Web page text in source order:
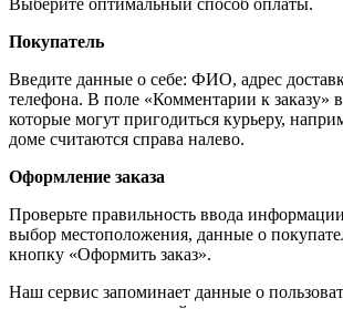
Выберите оптимальный способ оплаты.
Покупатель
Введите данные о себе: ФИО, адрес
телефона. В поле «Комментарии к заказу»
которые могут пригодиться курьеру,
доме считаются справа налево.
Оформление заказа
Проверьте правильность ввода
выбор местоположения, данные о
кнопку «Оформить заказ».
Наш сервис запоминает данные о